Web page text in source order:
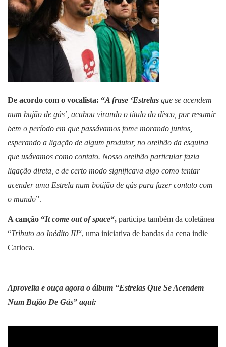
De acordo com o vocalista: “A frase ‘Estrelas que se acendem
num bujão de gás’, acabou virando o título do disco, por resumir
bem o período em que passávamos fome morando juntos,
esperando a ligação de algum produtor, no orelhão da esquina
que usávamos como contato. Nosso orelhão particular fazia
ligação direta, e de certo modo significava algo como tentar
acender uma Estrela num botijão de gás para fazer contato com
o mundo”.
A canção “It come out of space“, participa também da coletânea
“Tributo ao Inédito III“, uma iniciativa de bandas da cena indie
Carioca.
Aproveita e ouça agora o álbum “Estrelas Que Se Acendem
Num Bujão De Gás” aqui: